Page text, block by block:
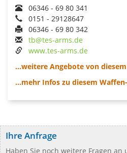
06346 - 69 80 341
0151 - 29128647
06346 - 69 80 342
tb@tes-arms.de
www.tes-arms.de
...weitere Angebote von
...mehr Infos zu diesem
Ihre Anfrage
Haben Sie noch weitere Fragen